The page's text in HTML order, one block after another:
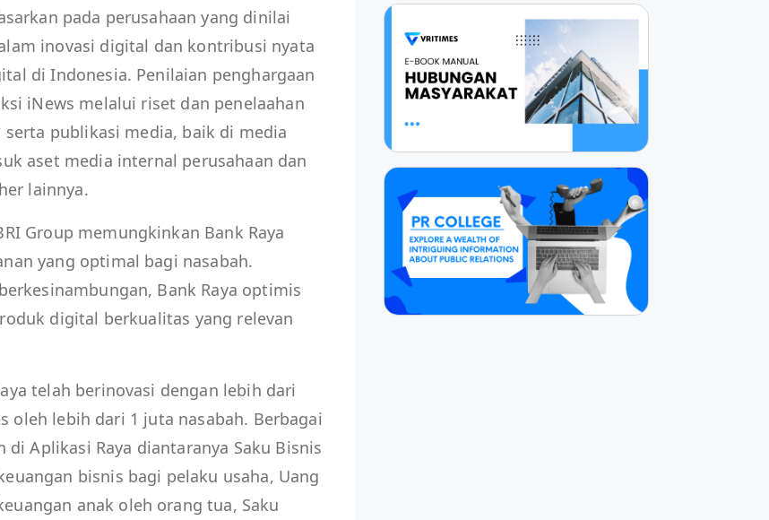
pada perusahaan yang dinilai
inovasi digital dan kontribusi nyata
di Indonesia. Penilaian penghargaan
iNews melalui riset dan penelaahan
publikasi media, baik di media
aset media internal perusahaan dan
lainnya.
Group memungkinkan Bank Raya
yang optimal bagi nasabah.
Bank Raya optimis
digital berkualitas yang relevan
telah berinovasi dengan lebih dari
oleh lebih dari 1 juta nasabah. Berbagai
Aplikasi Raya diantaranya Saku Bisnis
bisnis bagi pelaku usaha, Uang
anak oleh orang tua, Saku